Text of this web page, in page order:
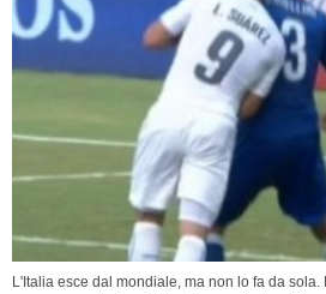
L'Italia esce dal mondiale, ma non lo fa da